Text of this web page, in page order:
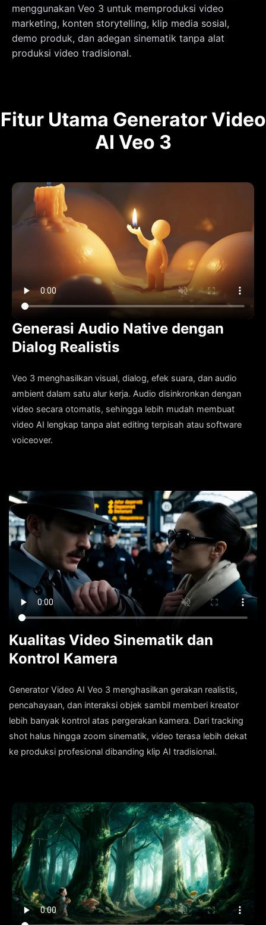
menggunakan Veo 3 untuk memproduksi video
marketing, konten storytelling, klip media sosial,
demo produk, dan adegan sinematik tanpa alat
produksi video tradisional.
Fitur Utama Generator Video
AI Veo 3
Generasi Audio Native dengan
Dialog Realistis
Veo 3 menghasilkan visual, dialog, efek suara, dan audio
ambient dalam satu alur kerja. Audio disinkronkan dengan
video secara otomatis, sehingga lebih mudah membuat
video AI lengkap tanpa alat editing terpisah atau software
voiceover.
Kualitas Video Sinematik dan
Kontrol Kamera
Generator Video AI Veo 3 menghasilkan gerakan realistis,
pencahayaan, dan interaksi objek sambil memberi kreator
lebih banyak kontrol atas pergerakan kamera. Dari tracking
shot halus hingga zoom sinematik, video terasa lebih dekat
ke produksi profesional dibanding klip AI tradisional.